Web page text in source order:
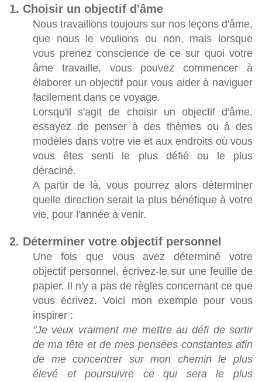
1. Choisir un objectif d'âme
Nous travaillons toujours sur nos leçons d'âme,
que nous le voulions ou non, mais lorsque
vous prenez conscience de ce sur quoi votre
âme travaille, vous pouvez commencer à
élaborer un objectif pour vous aider à naviguer
facilement dans ce voyage.
Lorsqu'il s'agit de choisir un objectif d'âme,
essayez de penser à des thèmes ou à des
modèles dans votre vie et aux endroits où vous
vous êtes senti le plus défié ou le plus
déraciné.
A partir de là, vous pourrez alors déterminer
quelle direction serait la plus bénéfique à votre
vie, pour l'année à venir.
2. Déterminer votre objectif personnel
Une fois que vous avez déterminé votre
objectif personnel, écrivez-le sur une feuille de
papier. Il n'y a pas de règles concernant ce que
vous écrivez. Voici mon exemple pour vous
inspirer :
"Je veux vraiment me mettre au défi de sortir
de ma tête et de mes pensées constantes afin
de me concentrer sur mon chemin le plus
élevé et poursuivre ce qui sera le plus